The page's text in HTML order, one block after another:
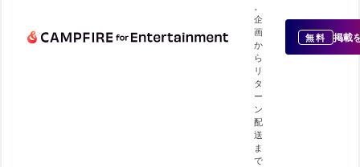
企
画
か
ら
リ
タ
ー
ン
配
送
ま
で
無料 掲載